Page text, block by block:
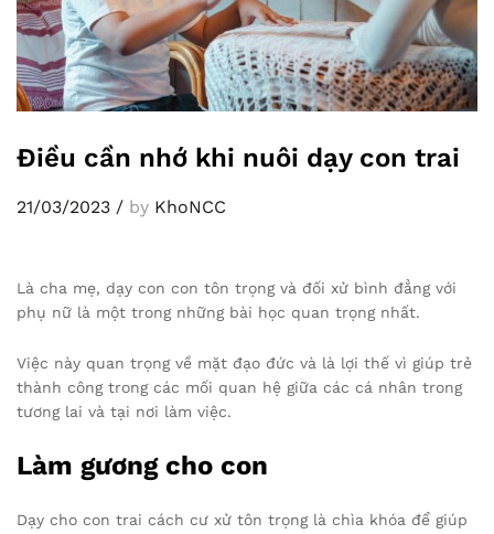
Điều cần nhớ khi nuôi dạy con trai
21/03/2023 / by KhoNCC
Là cha mẹ, dạy con con tôn trọng và đối xử bình đẳng với
phụ nữ là một trong những bài học quan trọng nhất.
Việc này quan trọng về mặt đạo đức và là lợi thế vì giúp trẻ
thành công trong các mối quan hệ giữa các cá nhân trong
tương lai và tại nơi làm việc.
Làm gương cho con
Dạy cho con trai cách cư xử tôn trọng là chìa khóa để giúp